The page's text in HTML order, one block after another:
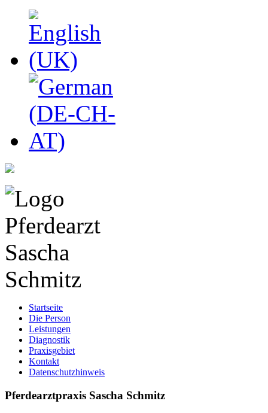
Startseite
Die Person
Leistungen
Diagnostik
Praxisgebiet
Kontakt
Datenschutzhinweis
Pferdearztpraxis Sascha Schmitz